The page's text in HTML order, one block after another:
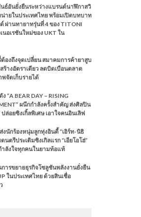
ธ์อันยั่งยืนระหว่างแบรนด์นาฬิกาสวิ
ายในประเทศไทย พร้อมเปิดบทบาท
ผ่านทายาทรุ่นที่ 4 ของ TITONI
นอเรชันใหม่ของ UKT ใน
องถึงจุดเปลี่ยน สมาคมการค้ายาสูบ
ร้างอัตราเดียว ลดบิดเบือนตลาด
จัดเก็บรายได้
“A BEAR DAY – RISING
ผนึกกำลังครั้งสำคัญ ส่งศิลปิน
ปล่อยซิงเกิ้ลพิเศษ เอาใจคนอินเลิฟ
งนักร้องหนุ่มลูกทุ่งอินดี้ “เอิร์ท-นิธิ
ตรีประเดิมซิงเกิลแรก “เอียโอโฮ่”
ำลังใจทุกคนในยามท้อแท้
ารขยายธุรกิจโซลูชันพลังงานยั่งยืน
ในประเทศไทย ด้วยสินเชื่อ